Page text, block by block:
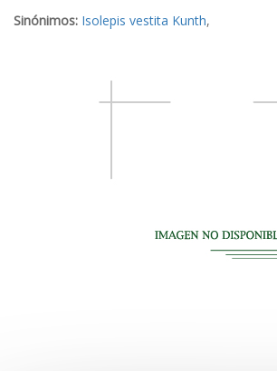
Sinónimos: Isolepis vestita Kunth,